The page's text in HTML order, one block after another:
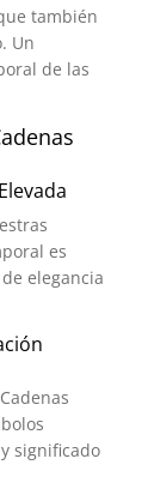
también
Un
de las
es
elegancia
significado